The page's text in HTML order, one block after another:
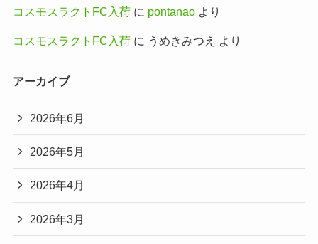
コスモスラクトFC入荷に pontanaoより
コスモスラクトFC入荷に うめきみつえ より
アーカイブ
2026年6月
2026年5月
2026年4月
2026年3月